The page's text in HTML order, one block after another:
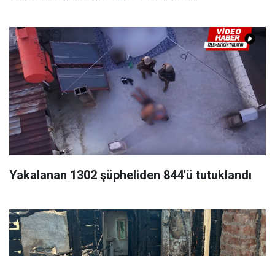
Yakalanan 1302 şüpheliden 844'ü tutuklandı